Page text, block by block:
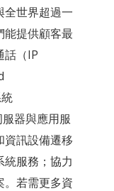
全世界超過一
能提供顧客最
話（IP
器與應用服
資訊設備遷移
統服務；協力
。若需更多資